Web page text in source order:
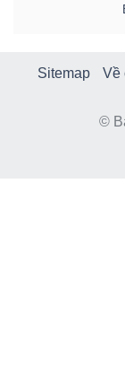
Sitemap Về
©